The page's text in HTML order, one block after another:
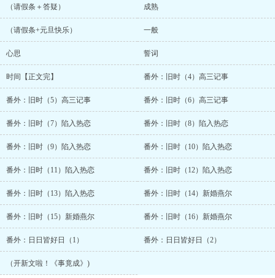
（请假条＋答疑） 成熟
（请假条+元旦快乐） 一般
心思 誓词
时间【正文完】 番外：旧时（4）高三记事
番外：旧时（5）高三记事 番外：旧时（6）高三记事
番外：旧时（7）陷入热恋 番外：旧时（8）陷入热恋
番外：旧时（9）陷入热恋 番外：旧时（10）陷入热恋
番外：旧时（11）陷入热恋 番外：旧时（12）陷入热恋
番外：旧时（13）陷入热恋 番外：旧时（14）新婚燕尔
番外：旧时（15）新婚燕尔 番外：旧时（16）新婚燕尔
番外：日日皆好日（1） 番外：日日皆好日（2）
（开新文啦！《事竟成》)